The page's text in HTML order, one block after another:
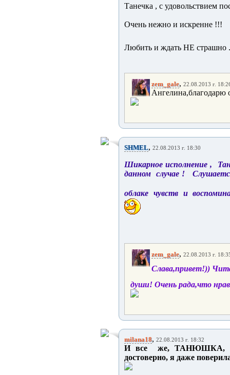
Танечка , с удовольствием
Очень нежно и искренне !!!
Любить и ждать НЕ страшно
zem_gale, 22.08.2013 г.
Ангелина,благодарю
SHMEL, 22.08.2013 г. 18:30
Шикарное исполнение ,
данном случае !
облаке чувств и
zem_gale, 22.08.2013 г.
Слава,привет!))
души! Очень рада,что
milana18, 22.08.2013 г. 18:32
И все же, ТАНЮШКА,
достоверно, я даже